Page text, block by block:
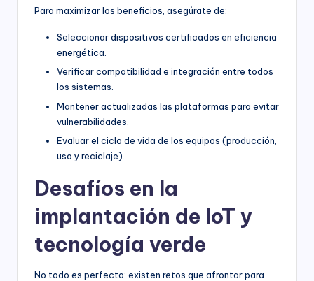
Para maximizar los beneficios, asegúrate de:
Seleccionar dispositivos certificados en eficiencia
energética.
Verificar compatibilidad e integración entre todos
los sistemas.
Mantener actualizadas las plataformas para evitar
vulnerabilidades.
Evaluar el ciclo de vida de los equipos (producción,
uso y reciclaje).
Desafíos en la
implantación de IoT y
tecnología verde
No todo es perfecto: existen retos que afrontar para